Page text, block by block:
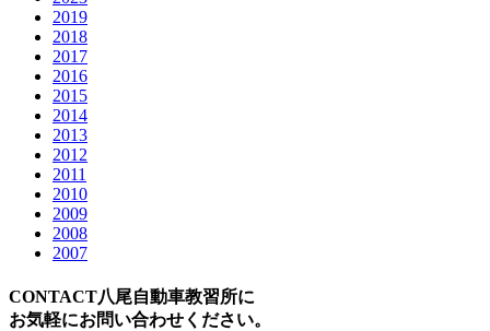
2019
2018
2017
2016
2015
2014
2013
2012
2011
2010
2009
2008
2007
CONTACT八尾自動車教習所に
お気軽にお問い合わせください。